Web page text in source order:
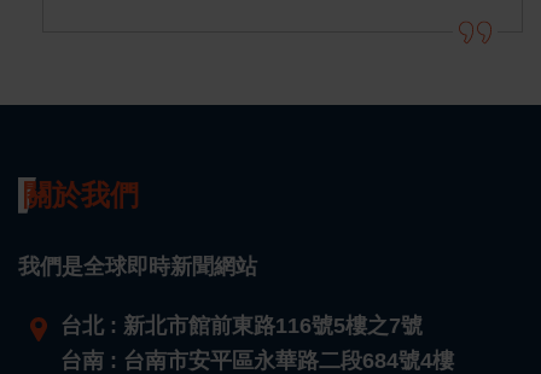
關於我們
我們是全球即時新聞網站
台北 : 新北市館前東路116號5樓之7號
台南 : 台南市安平區永華路二段684號4樓